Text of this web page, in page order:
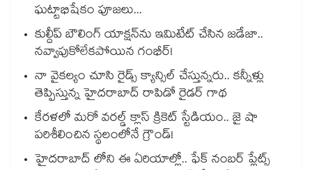
ఘట్టాభిషేకం పూజలు...
కుల్దీప్ బౌలింగ్ యాక్షన్‌ను ఇమిటేట్ చేసిన జడేజా..
నవ్వాపుకోలేకపోయిన గంభీర్!
నా వైకల్యం చూసి రైడ్స్ క్యాన్సిల్ చేస్తున్నరు.. కన్నీళ్లు
తెప్పిస్తున్న హైదరాబాద్ రాపిడో రైడర్ గాథ
కేరళలో మరో వరల్డ్ క్లాస్ క్రికెట్ స్టేడియం.. జై షా
పరిశీలించిన స్థలంలోనే గ్రౌండ్!
హైదరాబాద్ లోని ఈ ఏరియాల్లో.. ఫేక్ నంబర్ ప్లేట్స్